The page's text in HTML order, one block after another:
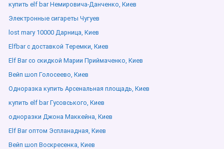
купить elf bar Немировича-Данченко, Киев
Электронные сигареты Чугуев
lost mary 10000 Дарница, Киев
Elfbar с доставкой Теремки, Киев
Elf Bar со скидкой Марии Приймаченко, Киев
Вейп шоп Голосеево, Киев
Одноразка купить Арсенальная площадь, Киев
купить elf bar Гусовського, Киев
одноразки Джона Маккейна, Киев
Elf Bar оптом Эспланадная, Киев
Вейп шоп Воскресенка, Киев